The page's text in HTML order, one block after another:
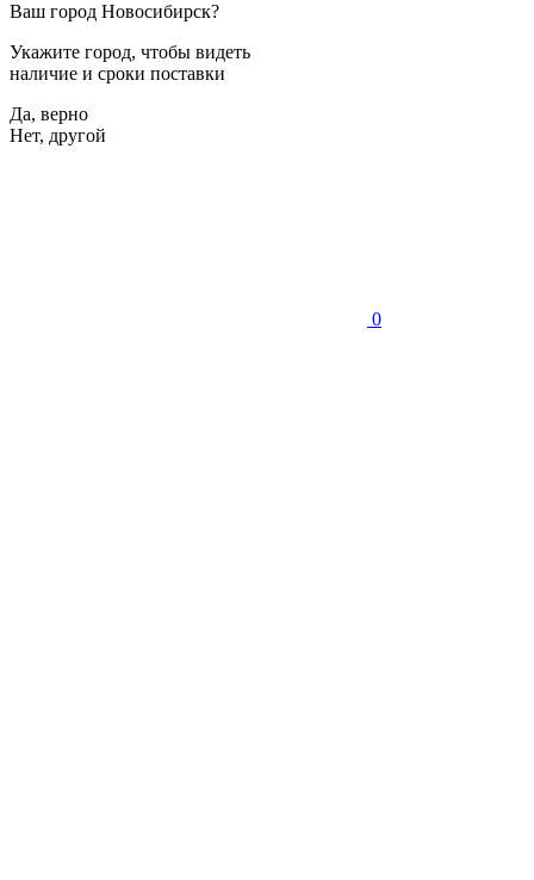
Ваш город Новосибирск?
Укажите город, чтобы видеть
наличие и сроки поставки
Да, верно
Нет, другой
0